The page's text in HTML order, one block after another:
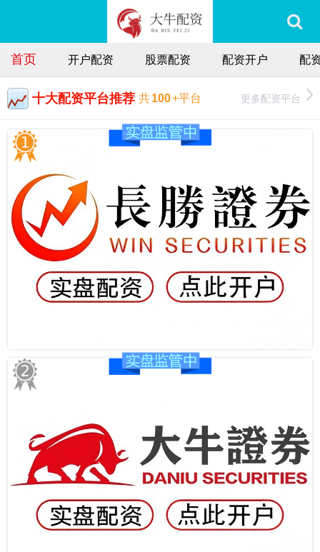
首页 开户配资 股票配资 配资开户 配
十大配资平台推荐 共100+平台 更多配资平台